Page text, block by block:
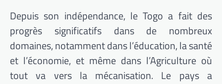
Depuis son indépendance, le Togo a fait des
progrès significatifs dans de nombreux
domaines, notamment dans l’éducation, la santé
et l’économie, et même dans l’Agriculture où
tout va vers la mécanisation. Le pays a